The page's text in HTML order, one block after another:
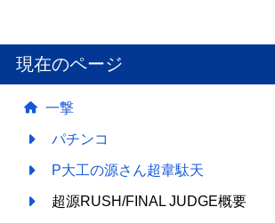
現在のページ
一撃
パチンコ
P大工の源さん超韋駄天
超源RUSH/FINAL JUDGE概要